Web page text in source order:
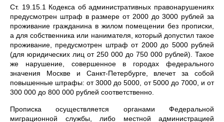
Ст. 19.15.1 Кодекса об административных правонарушениях
предусмотрен штраф в размере от 2000 до 3000 рублей за
проживание гражданина в жилом помещении без прописки,
а для собственника или нанимателя, который допустил такое
проживание, предусмотрен штраф от 2000 до 5000 рублей
(для юридических лиц от 250 000 до 750 000 рублей). Такое
же нарушение, совершенное в городах федерального
значения Москве и Санкт-Петербурге, влечет за собой
повышенные штрафы: от 3000 до 5000, от 5000 до 7000, и от
300 000 до 800 000 рублей соответственно.
Прописка осуществляется органами Федеральной
миграционной службы, либо местной администрацией